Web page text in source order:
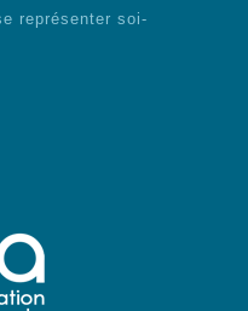
représenter soi-